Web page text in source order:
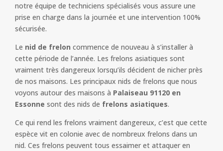
notre équipe de techniciens spécialisés vous assure une
prise en charge dans la journée et une intervention 100%
sécurisée.
Le nid de frelon commence de nouveau à s’installer à
cette période de l’année. Les frelons asiatiques sont
vraiment très dangereux lorsqu’ils décident de nicher près
de nos maisons. Les principaux nids de frelons que nous
voyons autour des maisons à Palaiseau 91120 en
Essonne sont des nids de frelons asiatiques.
Ce qui rend les frelons vraiment dangereux, c’est que cette
espèce vit en colonie avec de nombreux frelons dans un
nid. Ces frelons peuvent tous essaimer et attaquer en